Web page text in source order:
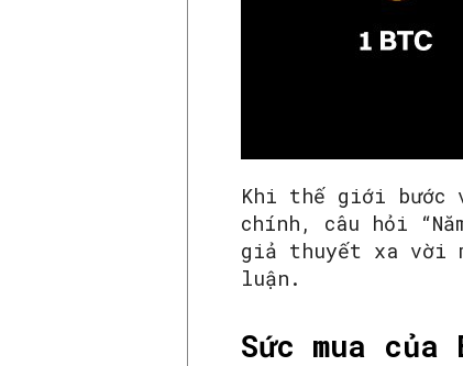
Khi thế giới bước
chính, câu hỏi
giả thuyết xa vời
luận.
Sức mua